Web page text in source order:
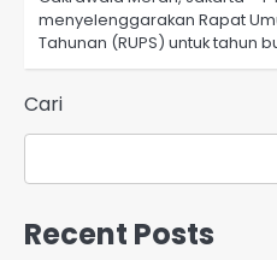
menyelenggarakan Rapat
Tahunan (RUPS) untuk tahun
Cari
Recent Posts